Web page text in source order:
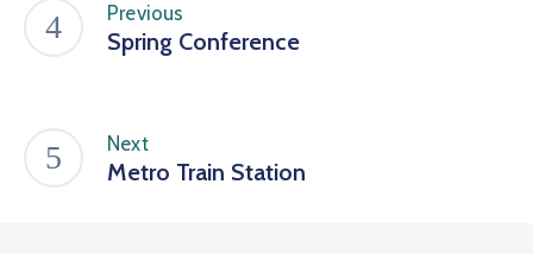
Previous
Spring Conference
Next
Metro Train Station